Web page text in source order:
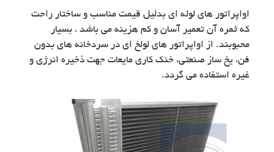
اواپراتور های لوله ای بدلیل قیمت مناسب و ساختار راحت
که ثمره آن تعمیر آسان و کم هزینه می باشد ، بسیار
محبوبند. از اواپراتور های لولخ ای در سردخانه های بدون
فن، یخ ساز صنعتی، خنک کاری مایعات جهت ذخیره انرژی و
غیره استفاده می گردد.